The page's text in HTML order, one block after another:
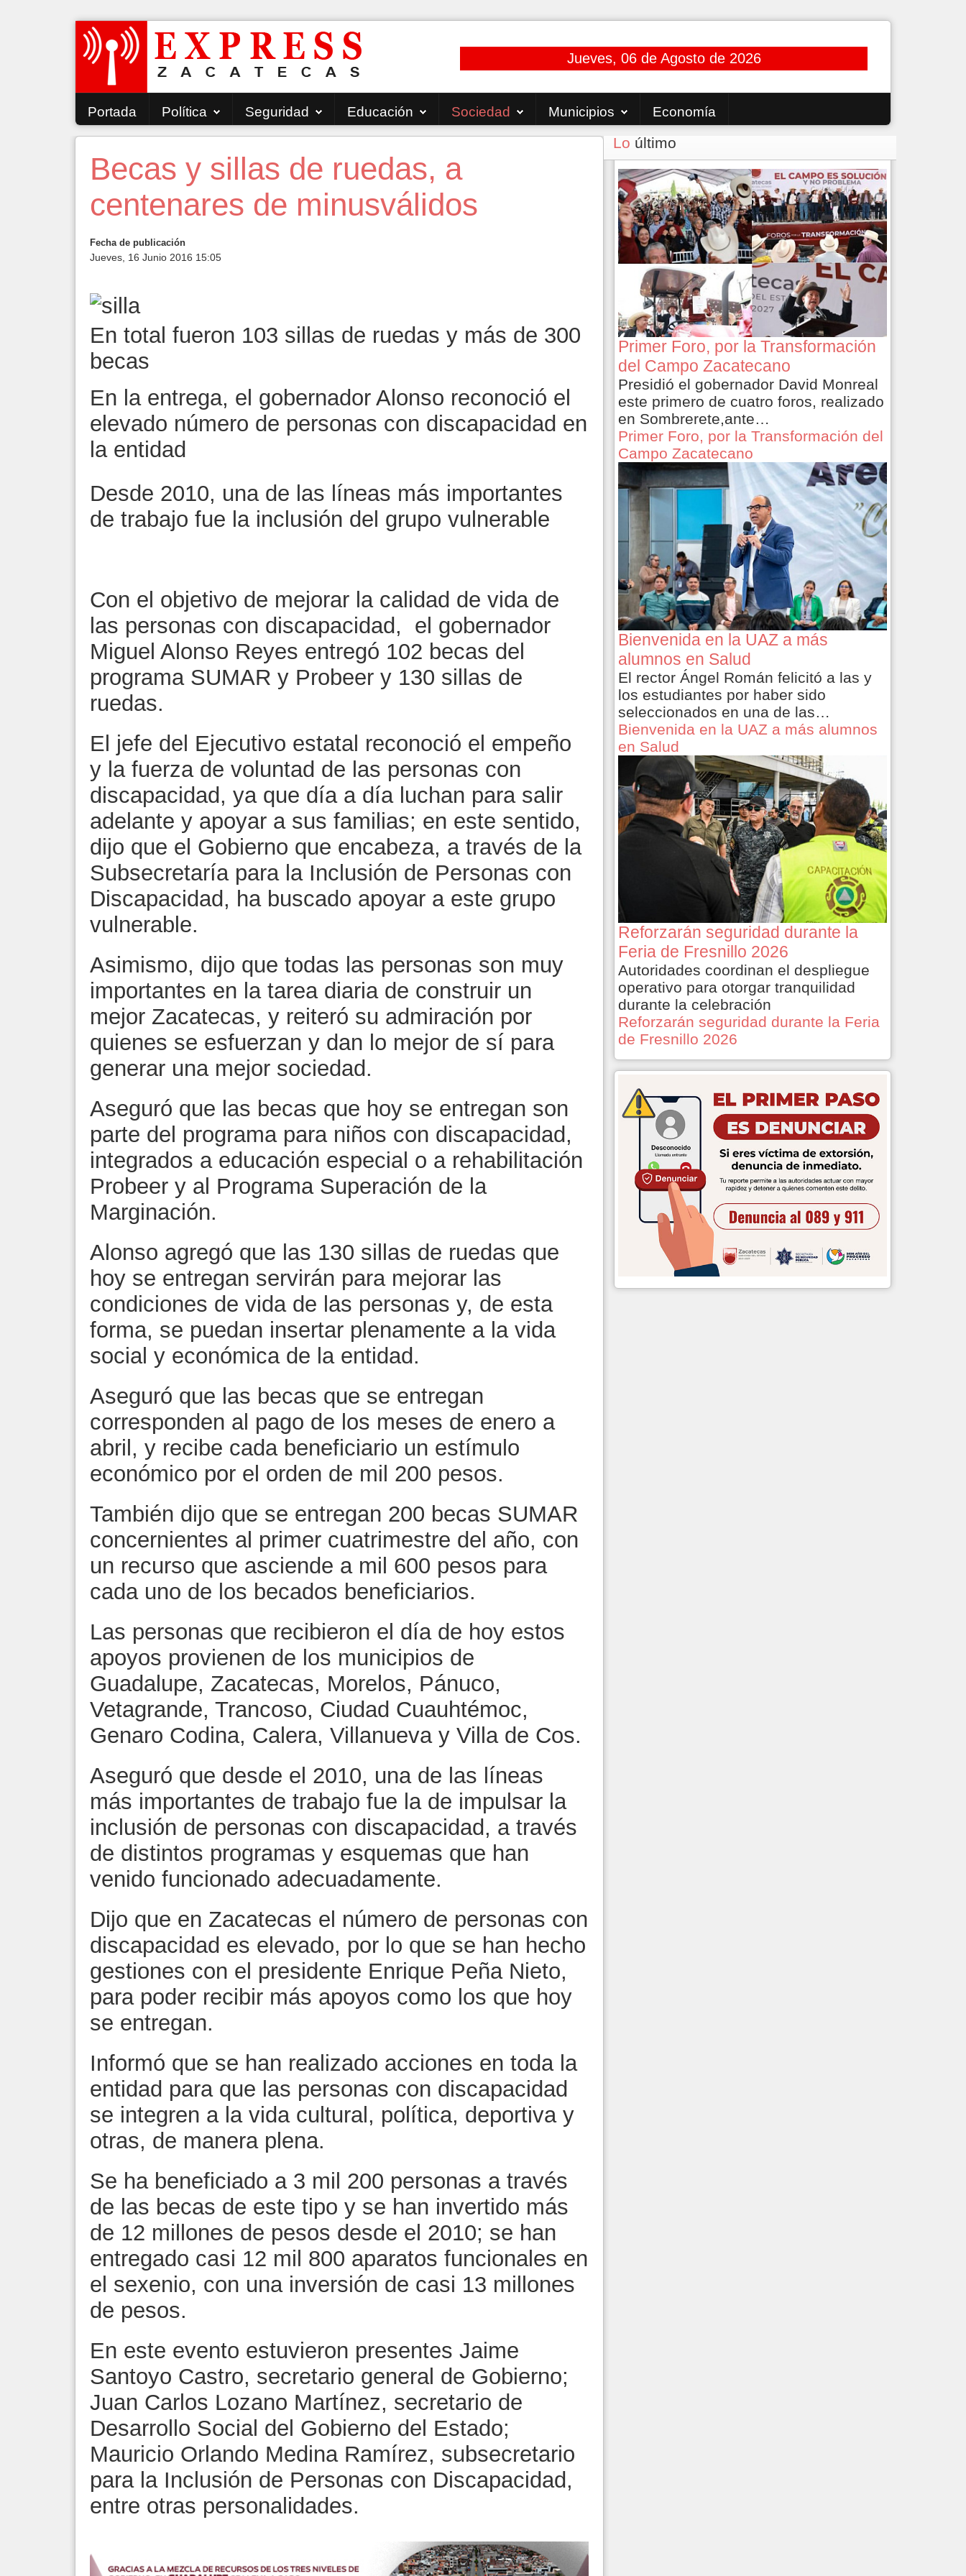
Jueves, 06 de Agosto de 2026
Portada Política Seguridad Educación Sociedad Municipios Economía
Becas y sillas de ruedas, a
centenares de minusválidos
Fecha de publicación
Jueves, 16 Junio 2016 15:05
En total fueron 103 sillas de ruedas y más de 300
becas
En la entrega, el gobernador Alonso reconoció el
elevado número de personas con discapacidad en
la entidad
Desde 2010, una de las líneas más importantes
de trabajo fue la inclusión del grupo vulnerable
Con el objetivo de mejorar la calidad de vida de
las personas con discapacidad, el gobernador
Miguel Alonso Reyes entregó 102 becas del
programa SUMAR y Probeer y 130 sillas de
ruedas.
El jefe del Ejecutivo estatal reconoció el empeño
y la fuerza de voluntad de las personas con
discapacidad, ya que día a día luchan para salir
adelante y apoyar a sus familias; en este sentido,
dijo que el Gobierno que encabeza, a través de la
Subsecretaría para la Inclusión de Personas con
Discapacidad, ha buscado apoyar a este grupo
vulnerable.
Asimismo, dijo que todas las personas son muy
importantes en la tarea diaria de construir un
mejor Zacatecas, y reiteró su admiración por
quienes se esfuerzan y dan lo mejor de sí para
generar una mejor sociedad.
Aseguró que las becas que hoy se entregan son
parte del programa para niños con discapacidad,
integrados a educación especial o a rehabilitación
Probeer y al Programa Superación de la
Marginación.
Alonso agregó que las 130 sillas de ruedas que
hoy se entregan servirán para mejorar las
condiciones de vida de las personas y, de esta
forma, se puedan insertar plenamente a la vida
social y económica de la entidad.
Aseguró que las becas que se entregan
corresponden al pago de los meses de enero a
abril, y recibe cada beneficiario un estímulo
económico por el orden de mil 200 pesos.
También dijo que se entregan 200 becas SUMAR
concernientes al primer cuatrimestre del año, con
un recurso que asciende a mil 600 pesos para
cada uno de los becados beneficiarios.
Las personas que recibieron el día de hoy estos
apoyos provienen de los municipios de
Guadalupe, Zacatecas, Morelos, Pánuco,
Vetagrande, Trancoso, Ciudad Cuauhtémoc,
Genaro Codina, Calera, Villanueva y Villa de Cos.
Aseguró que desde el 2010, una de las líneas
más importantes de trabajo fue la de impulsar la
inclusión de personas con discapacidad, a través
de distintos programas y esquemas que han
venido funcionado adecuadamente.
Dijo que en Zacatecas el número de personas con
discapacidad es elevado, por lo que se han hecho
gestiones con el presidente Enrique Peña Nieto,
para poder recibir más apoyos como los que hoy
se entregan.
Informó que se han realizado acciones en toda la
entidad para que las personas con discapacidad
se integren a la vida cultural, política, deportiva y
otras, de manera plena.
Se ha beneficiado a 3 mil 200 personas a través
de las becas de este tipo y se han invertido más
de 12 millones de pesos desde el 2010; se han
entregado casi 12 mil 800 aparatos funcionales en
el sexenio, con una inversión de casi 13 millones
de pesos.
En este evento estuvieron presentes Jaime
Santoyo Castro, secretario general de Gobierno;
Juan Carlos Lozano Martínez, secretario de
Desarrollo Social del Gobierno del Estado;
Mauricio Orlando Medina Ramírez, subsecretario
para la Inclusión de Personas con Discapacidad,
entre otras personalidades.
Lo último
Primer Foro, por la Transformación
del Campo Zacatecano
Presidió el gobernador David Monreal
este primero de cuatro foros, realizado
en Sombrerete,ante…
Primer Foro, por la Transformación del
Campo Zacatecano
Bienvenida en la UAZ a más
alumnos en Salud
El rector Ángel Román felicitó a las y
los estudiantes por haber sido
seleccionados en una de las…
Bienvenida en la UAZ a más alumnos
en Salud
Reforzarán seguridad durante la
Feria de Fresnillo 2026
Autoridades coordinan el despliegue
operativo para otorgar tranquilidad
durante la celebración
Reforzarán seguridad durante la Feria
de Fresnillo 2026